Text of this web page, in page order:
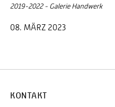
2019-2022 - Galerie Handwerk
08. MÄRZ 2023
KONTAKT